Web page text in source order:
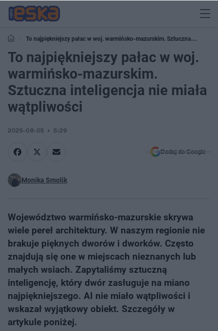
To najpiękniejszy pałac w woj. warmińsko-mazurskim. Sztuczna
inteligencja nie miała wątpliwości
To najpiękniejszy pałac w woj.
warmińsko-mazurskim.
Sztuczna inteligencja nie miała
wątpliwości
2025-08-05 5:29
Dodaj do Google
Monika Smolik
Województwo warmińsko-mazurskie skrywa
wiele pereł architektury. W naszym regionie nie
brakuje pięknych dworów i dworków. Często
znajdują się one w miejscach nieznanych lub
małych wsiach. Zapytaliśmy sztuczną
inteligencję, który dwór zasługuje na miano
najpiękniejszego. AI nie miało wątpliwości i
wskazał wyjątkowy obiekt. Szczegóły w
artykule poniżej.